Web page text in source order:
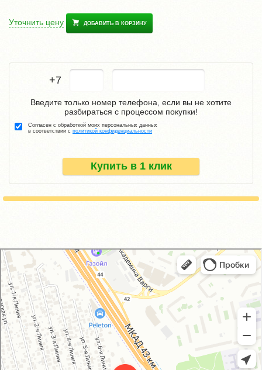
Уточнить цену ДОБАВИТЬ В КОРЗИНУ
+7
Купить в 1 клик
Введите только номер телефона, если вы не хотите
разбираться с процессом покупки!
Согласен с обработкой моих персональных данных
в соответствии с политикой конфиденциальности
GM-City&VAG-Repair
Автосервис, автотехцентр в Москве
Магазин автозапчастей и автотоваров в Москве